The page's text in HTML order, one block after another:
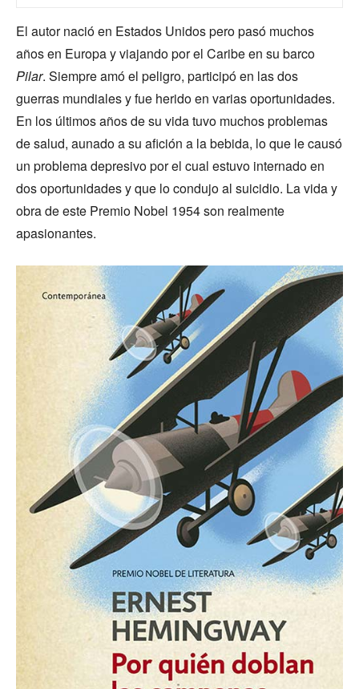
El autor nació en Estados Unidos pero pasó muchos
años en Europa y viajando por el Caribe en su barco
Pilar. Siempre amó el peligro, participó en las dos
guerras mundiales y fue herido en varias oportunidades.
En los últimos años de su vida tuvo muchos problemas
de salud, aunado a su afición a la bebida, lo que le causó
un problema depresivo por el cual estuvo internado en
dos oportunidades y que lo condujo al suicidio. La vida y
obra de este Premio Nobel 1954 son realmente
apasionantes.